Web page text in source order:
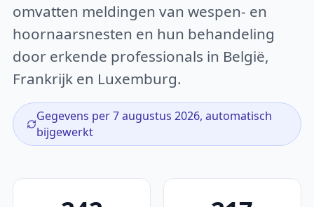
omvatten meldingen van wespen- en
hoornaarsnesten en hun behandeling
door erkende professionals in België,
Frankrijk en Luxemburg.
Gegevens per 7 augustus 2026, automatisch
bijgewerkt